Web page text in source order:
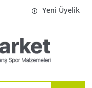
Yeni Üyelik